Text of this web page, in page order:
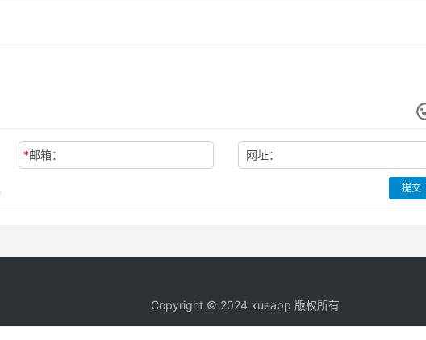
*邮箱： 网址：
提交
Copyright © 2024 xueapp 版权所有